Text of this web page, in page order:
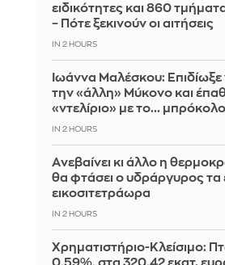
ειδικότητες και 860
– Πότε ξεκινούν οι αιτήσεις
IN 2 HOURS
Ιωάννα Μαλέσκου: Επιδίωξε
την «άλλη» Μύκονο και
«ντελίριο» με το... μπρόκολο
IN 2 HOURS
Aνεβαίνει κι άλλο η
θα φτάσει ο υδράργυρος τα
εικοσιτετράωρα
IN 2 HOURS
Χρηματιστήριο-Κλείσιμο: